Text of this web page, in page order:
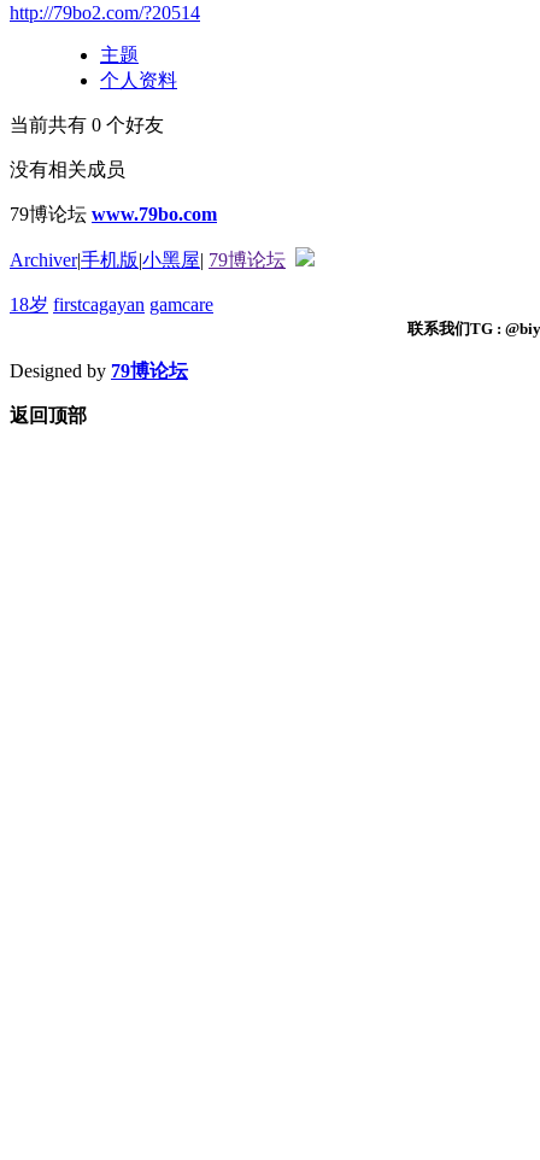
http://79bo2.com/?20514
主题
个人资料
当前共有 0 个好友
没有相关成员
79博论坛 www.79bo.com
Archiver|手机版|小黑屋| 79博论坛
18岁 firstcagayan gamcare
联系我们TG :
Designed by 79博论坛
返回顶部